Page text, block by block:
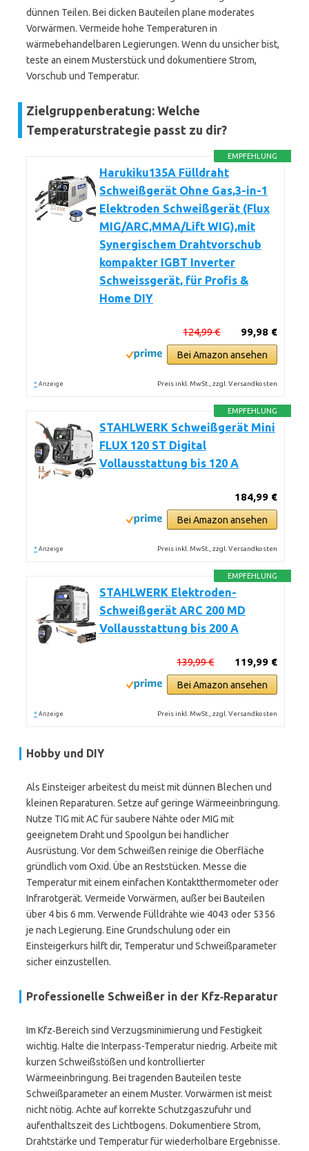
dünnen Teilen. Bei dicken Bauteilen plane moderates
Vorwärmen. Vermeide hohe Temperaturen in
wärmebehandelbaren Legierungen. Wenn du unsicher bist,
teste an einem Musterstück und dokumentiere Strom,
Vorschub und Temperatur.
Zielgruppenberatung: Welche
Temperaturstrategie passt zu dir?
EMPFEHLUNG
Harukiku135A Fülldraht
Schweißgerät Ohne Gas,3-in-1
Elektroden Schweißgerät (Flux
MIG/ARC,MMA/Lift WIG),mit
Synergischem Drahtvorschub
kompakter IGBT Inverter
Schweissgerät, für Profis &
Home DIY
99,98 €
124,99 €
Bei Amazon ansehen
* Anzeige Preis inkl. MwSt., zzgl. Versandkosten
EMPFEHLUNG
STAHLWERK Schweißgerät Mini
FLUX 120 ST Digital
Vollausstattung bis 120 A
184,99 €
Bei Amazon ansehen
* Anzeige Preis inkl. MwSt., zzgl. Versandkosten
EMPFEHLUNG
STAHLWERK Elektroden-
Schweißgerät ARC 200 MD
Vollausstattung bis 200 A
119,99 €
139,99 €
Bei Amazon ansehen
* Anzeige Preis inkl. MwSt., zzgl. Versandkosten
Hobby und DIY
Als Einsteiger arbeitest du meist mit dünnen Blechen und
kleinen Reparaturen. Setze auf geringe Wärmeeinbringung.
Nutze TIG mit AC für saubere Nähte oder MIG mit
geeignetem Draht und Spoolgun bei handlicher
Ausrüstung. Vor dem Schweißen reinige die Oberfläche
gründlich vom Oxid. Übe an Reststücken. Messe die
Temperatur mit einem einfachen Kontaktthermometer oder
Infrarotgerät. Vermeide Vorwärmen, außer bei Bauteilen
über 4 bis 6 mm. Verwende Fülldrähte wie 4043 oder 5356
je nach Legierung. Eine Grundschulung oder ein
Einsteigerkurs hilft dir, Temperatur und Schweißparameter
sicher einzustellen.
Professionelle Schweißer in der Kfz‑Reparatur
Im Kfz‑Bereich sind Verzugsminimierung und Festigkeit
wichtig. Halte die Interpass-Temperatur niedrig. Arbeite mit
kurzen Schweißstößen und kontrollierter
Wärmeeinbringung. Bei tragenden Bauteilen teste
Schweißparameter an einem Muster. Vorwärmen ist meist
nicht nötig. Achte auf korrekte Schutzgaszufuhr und
aufenthaltszeit des Lichtbogens. Dokumentiere Strom,
Drahtstärke und Temperatur für wiederholbare Ergebnisse.